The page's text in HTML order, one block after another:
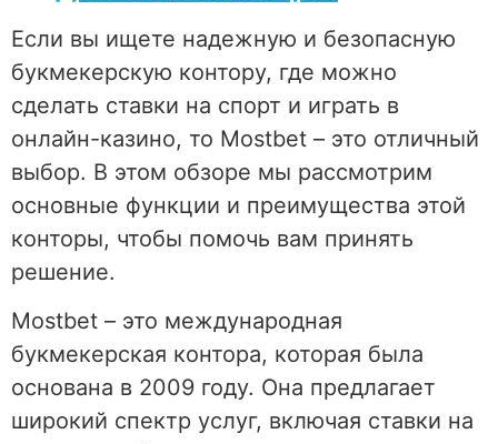
Если вы ищете надежную и безопасную
букмекерскую контору, где можно
сделать ставки на спорт и играть в
онлайн-казино, то Mostbet – это отличный
выбор. В этом обзоре мы рассмотрим
основные функции и преимущества этой
конторы, чтобы помочь вам принять
решение.
Mostbet – это международная
букмекерская контора, которая была
основана в 2009 году. Она предлагает
широкий спектр услуг, включая ставки на